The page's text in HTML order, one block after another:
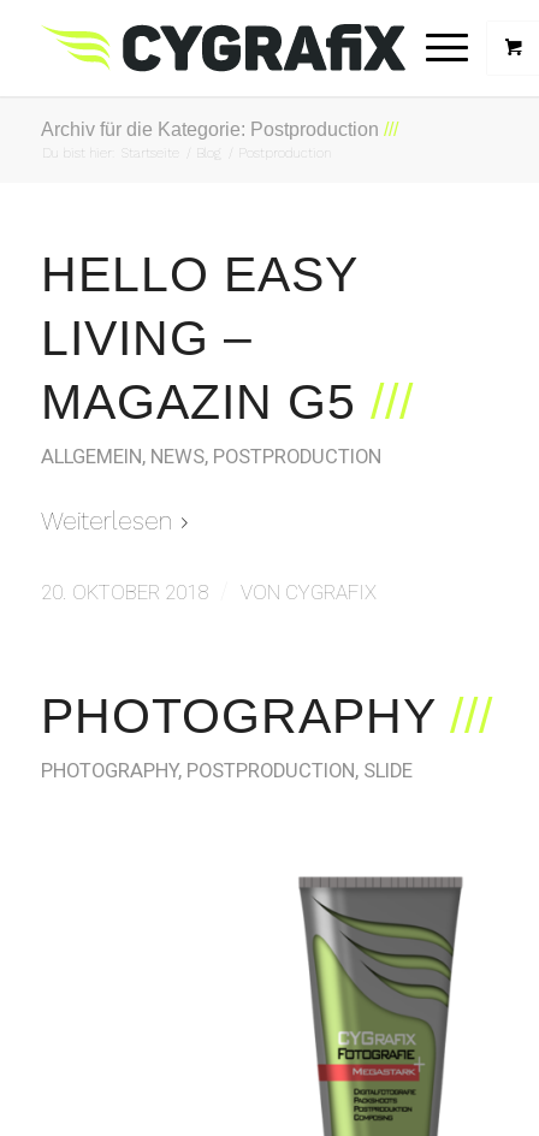
Archiv für die Kategorie: Postproduction
Du bist hier: Startseite Blog Postproduction
HELLO EASY
LIVING –
MAGAZIN G5
ALLGEMEIN, NEWS, POSTPRODUCTION
Weiterlesen
20. OKTOBER 2018 VON CYGRAFIX
PHOTOGRAPHY
PHOTOGRAPHY, POSTPRODUCTION, SLIDE